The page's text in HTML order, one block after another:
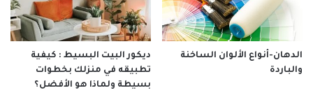
الدهان-أنواع الألوان الساخنة
والباردة
ديكور البيت البسيط : كيفية
تطبيقه في منزلك بخطوات
بسيطة ولماذا هو الأفضل؟